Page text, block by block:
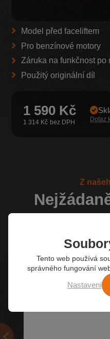
Model před faceliftem
Pro benzínové motory
Záruka na funkčnost po
Použitý originální díl
1 590 Kč
1 314 Kč Dotaz
Z
Tento web používá
správného fungování
Nastavení